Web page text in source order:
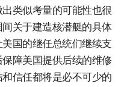
类似考量的可能性也很
关于建造核潜艇的具体
国的继任总统们继续支
障美国提供后续的维修
信任都将是必不可少的